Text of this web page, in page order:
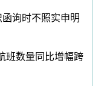
询时不照实申明
班数量同比增幅跨